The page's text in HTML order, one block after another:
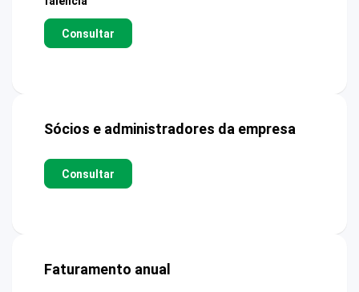
Consultar
Sócios e administradores da empresa
Consultar
Faturamento anual